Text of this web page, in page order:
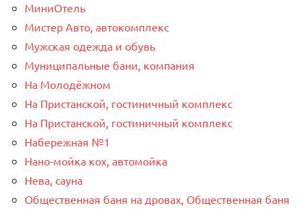
МиниОтель
Мистер Авто, автокомплекс
Мужская одежда и обувь
Муниципальные бани, компания
На Молодёжном
На Пристанской, гостиничный комплекс
На Пристанской, гостиничный комплекс
Набережная №1
Нано-мойка кох, автомойка
Нева, сауна
Общественная баня на дровах, Общественная баня